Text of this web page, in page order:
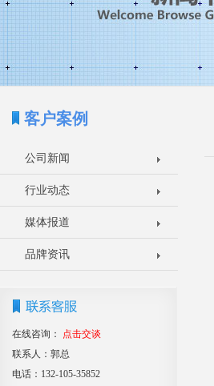
客户案例
公司新闻
行业动态
媒体报道
品牌资讯
在线咨询：
点击交谈
联系人：郭总
电话：132-105-35852